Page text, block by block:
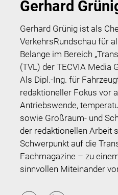
Gerhard
Gerhard Grünig ist als
VerkehrsRundschau für
Belange im Bereich
(TVL) der TECVIA Media
Als Dipl.-Ing. für
redaktioneller Fokus vor
Antriebswende,
sowie Großraum- und
der redaktionellen Arbeit
Schwerpunkt auf die
Fachmagazine – zu
sinnvollen Miteinander